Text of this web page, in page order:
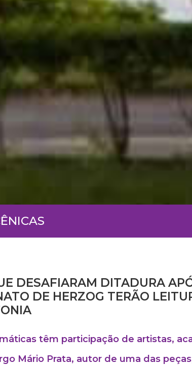
DESAFIARAM DITADURA
DE HERZOG TERÃO
têm participação de artistas,
Mário Prata, autor de uma das